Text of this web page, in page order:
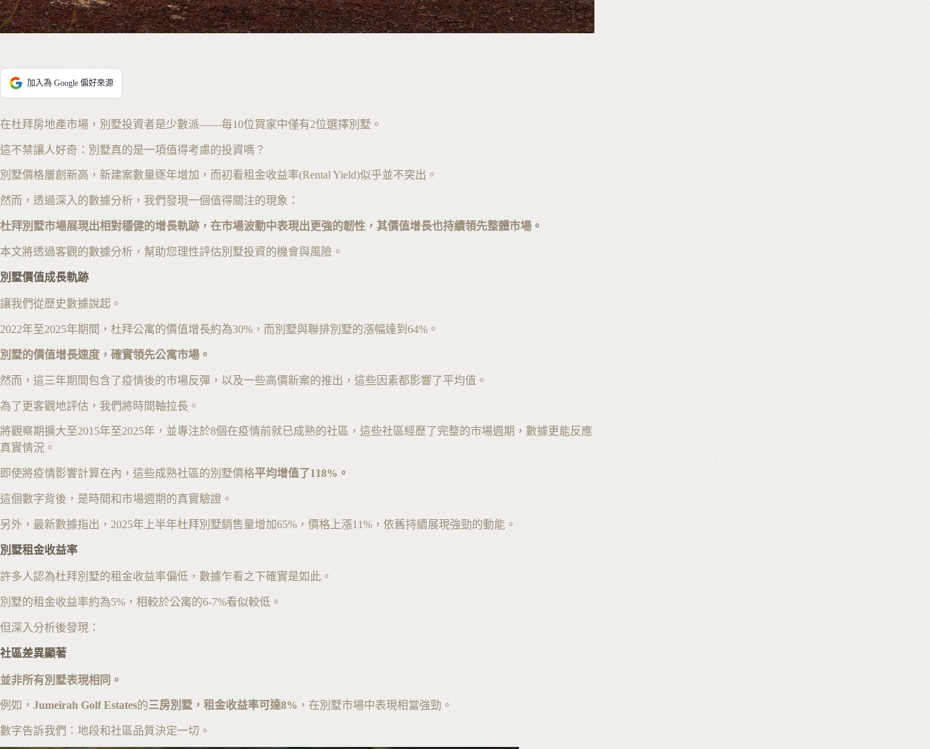
加入為 Google 偏好來源
在杜拜房地產市場，別墅投資者是少數派——每10位買家中僅有2位選擇別墅。
這不禁讓人好奇：別墅真的是一項值得考慮的投資嗎？
別墅價格屢創新高，新建案數量逐年增加，而初看租金收益率(Rental Yield)似乎並不突出。
然而，透過深入的數據分析，我們發現一個值得關注的現象：
杜拜別墅市場展現出相對穩健的增長軌跡，在市場波動中表現出更強的韌性，其價值增長也持續領先整體市場。
本文將透過客觀的數據分析，幫助您理性評估別墅投資的機會與風險。
別墅價值成長軌跡
讓我們從歷史數據說起。
2022年至2025年期間，杜拜公寓的價值增長約為30%，而別墅與聯排別墅的漲幅達到64%。
別墅的價值增長速度，確實領先公寓市場。
然而，這三年期間包含了疫情後的市場反彈，以及一些高價新案的推出，這些因素都影響了平均值。
為了更客觀地評估，我們將時間軸拉長。
將觀察期擴大至2015年至2025年，並專注於8個在疫情前就已成熟的社區，這些社區經歷了完整的市場週期，數據更能反應
真實情況。
即使將疫情影響計算在內，這些成熟社區的別墅價格平均增值了118%。
這個數字背後，是時間和市場週期的真實驗證。
另外，最新數據指出，2025年上半年杜拜別墅銷售量增加65%，價格上漲11%，依舊持續展現強勁的動能。
別墅租金收益率
許多人認為杜拜別墅的租金收益率偏低，數據乍看之下確實是如此。
別墅的租金收益率約為5%，相較於公寓的6-7%看似較低。
但深入分析後發現：
社區差異顯著
並非所有別墅表現相同。
例如， Jumeirah Golf Estates的三房別墅，租金收益率可達8% ，在別墅市場中表現相當強勁。
數字告訴我們：地段和社區品質決定一切。